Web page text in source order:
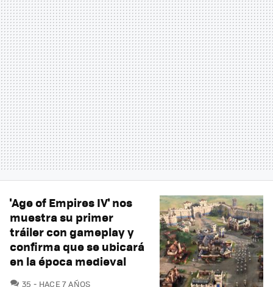
'Age of Empires IV' nos
muestra su primer
tráiler con gameplay y
confirma que se ubicará
en la época medieval
35 COMENTARIOS
HACE 7 AÑOS